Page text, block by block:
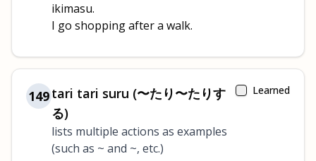
ikimasu.
I go shopping after a walk.
149tari tari suru (〜たり〜たりす
る)
lists multiple actions as examples
(such as ~ and ~, etc.)
Learned